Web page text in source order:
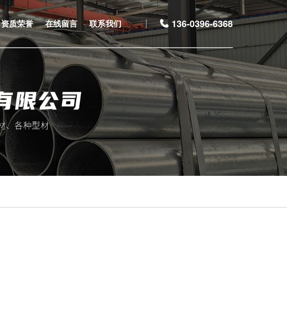
资质荣誉 在线留言 联系我们 136-0396-6368